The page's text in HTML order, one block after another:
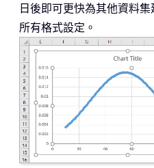
日後即可更快為其他資料
所有格式設定。